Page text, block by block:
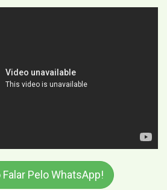
Falar Pelo WhatsApp!